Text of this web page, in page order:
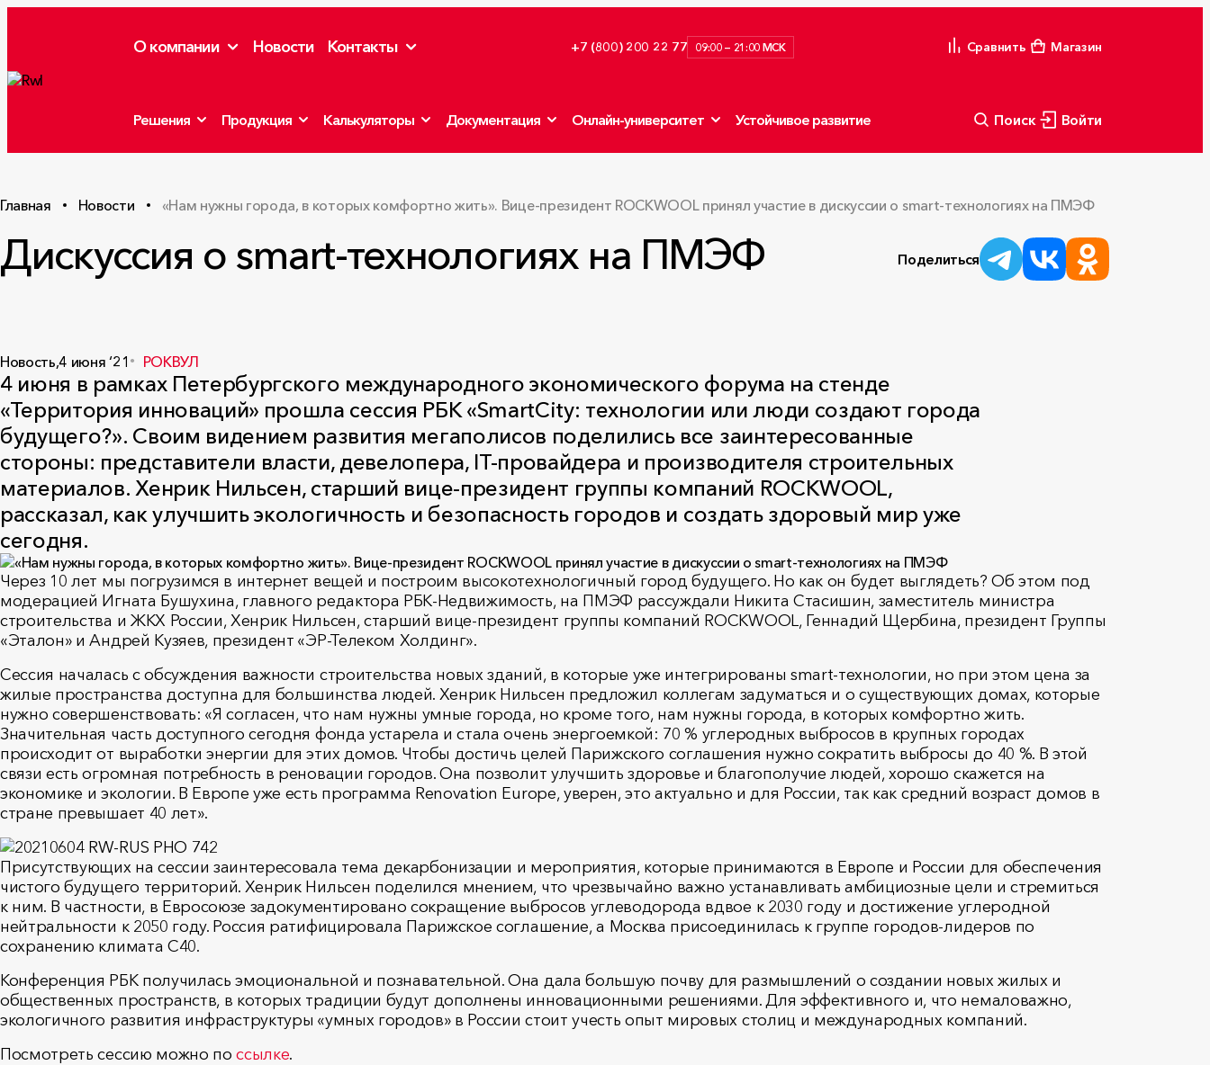
О компании Новости Контакты +7 (800) 200 22 77 09:00 — 21:00 МСК Сравнить Магазин
Решения Продукция Калькуляторы Документация Онлайн-университет Устойчивое развитие Поиск Войти
Главная Новости «Нам нужны города, в которых комфортно жить». Вице-президент ROCKWOOL принял участие в дискуссии о smart-технологиях на ПМЭФ
Дискуссия о smart-технологиях на ПМЭФ Поделиться
Новость,4 июня ‘21 РОКВУЛ
4 июня в рамках Петербургского международного экономического форума на стенде
«Территория инноваций» прошла сессия РБК «SmartCity: технологии или люди создают города
будущего?». Своим видением развития мегаполисов поделились все заинтересованные
стороны: представители власти, девелопера, IT-провайдера и производителя строительных
материалов. Хенрик Нильсен, старший вице-президент группы компаний ROCKWOOL,
рассказал, как улучшить экологичность и безопасность городов и создать здоровый мир уже
сегодня.
Через 10 лет мы погрузимся в интернет вещей и построим высокотехнологичный город будущего. Но как он будет выглядеть? Об этом под
модерацией Игната Бушухина, главного редактора РБК-Недвижимость, на ПМЭФ рассуждали Никита Стасишин, заместитель министра
строительства и ЖКХ России, Хенрик Нильсен, старший вице-президент группы компаний ROCKWOOL, Геннадий Щербина, президент Группы
«Эталон» и Андрей Кузяев, президент «ЭР-Телеком Холдинг».
Сессия началась с обсуждения важности строительства новых зданий, в которые уже интегрированы smart-технологии, но при этом цена за
жилые пространства доступна для большинства людей. Хенрик Нильсен предложил коллегам задуматься и о существующих домах, которые
нужно совершенствовать: «Я согласен, что нам нужны умные города, но кроме того, нам нужны города, в которых комфортно жить.
Значительная часть доступного сегодня фонда устарела и стала очень энергоемкой: 70 % углеродных выбросов в крупных городах
происходит от выработки энергии для этих домов. Чтобы достичь целей Парижского соглашения нужно сократить выбросы до 40 %. В этой
связи есть огромная потребность в реновации городов. Она позволит улучшить здоровье и благополучие людей, хорошо скажется на
экономике и экологии. В Европе уже есть программа Renovation Europe, уверен, это актуально и для России, так как средний возраст домов в
стране превышает 40 лет».
Присутствующих на сессии заинтересовала тема декарбонизации и мероприятия, которые принимаются в Европе и России для обеспечения
чистого будущего территорий. Хенрик Нильсен поделился мнением, что чрезвычайно важно устанавливать амбициозные цели и стремиться
к ним. В частности, в Евросоюзе задокументировано сокращение выбросов углеводорода вдвое к 2030 году и достижение углеродной
нейтральности к 2050 году. Россия ратифицировала Парижское соглашение, а Москва присоединилась к группе городов-лидеров по
сохранению климата С40.
Конференция РБК получилась эмоциональной и познавательной. Она дала большую почву для размышлений о создании новых жилых и
общественных пространств, в которых традиции будут дополнены инновационными решениями. Для эффективного и, что немаловажно,
экологичного развития инфраструктуры «умных городов» в России стоит учесть опыт мировых столиц и международных компаний.
Посмотреть сессию можно поссылке.